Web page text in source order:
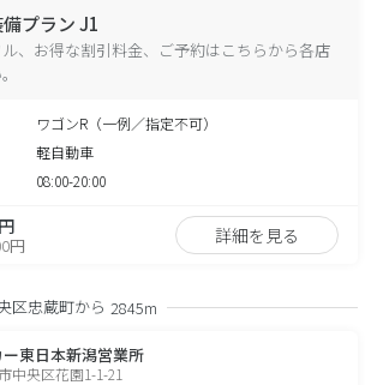
プラン J1
、お得な割引料金、ご予約はこちらから各店
ワゴンR（一例／指定不可）
軽自動車
08:00-20:00
円 詳細を見る
区忠蔵町から 2845m
東日本新潟営業所
中央区花園1-1-21